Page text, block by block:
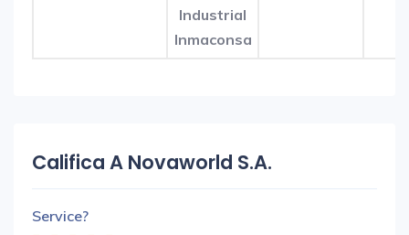
Industrial
Inmaconsa
Califica A Novaworld S.A.
Service?